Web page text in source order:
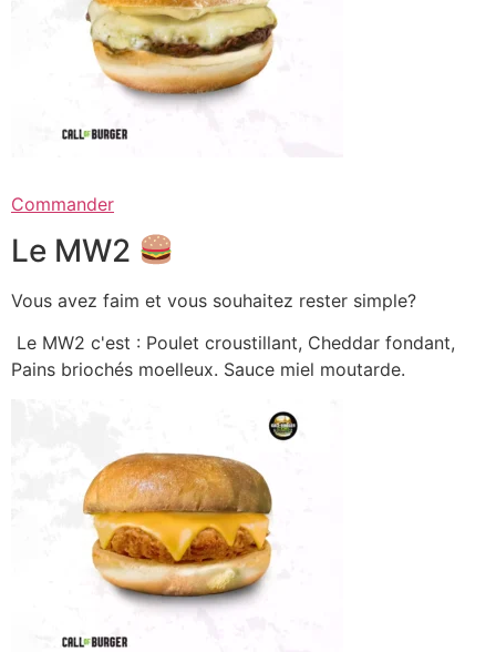
Commander
Le MW2
Vous avez faim et vous souhaitez rester simple?
Le MW2 c'est : Poulet croustillant, Cheddar fondant,
Pains briochés moelleux. Sauce miel moutarde.